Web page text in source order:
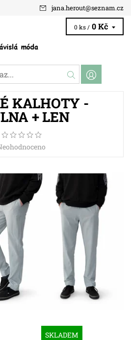
jana.herout@seznam.cz
0 ks / 0 Kč
KALHOTY -
+ LEN
SKLADEM